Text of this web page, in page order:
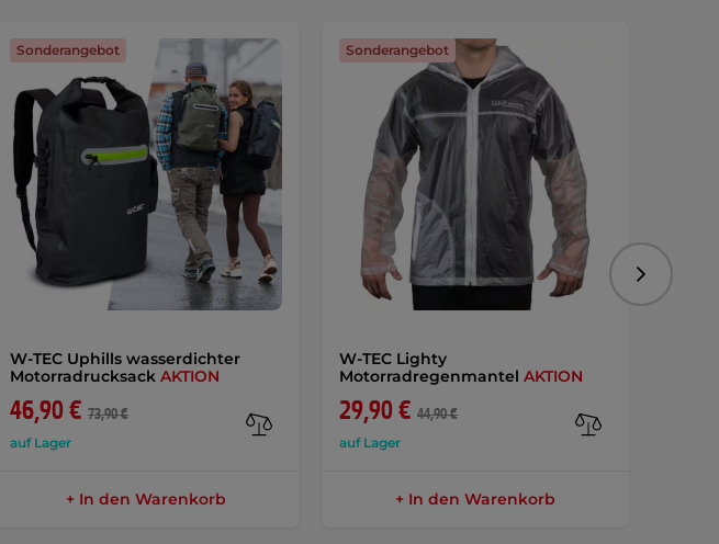
W-TEC Uphills wasserdichter
Motorradrucksack AKTION
46,90 € 73,90 €
auf Lager
Sonderangebot
+ In den Warenkorb
W-TEC Lighty
Motorradregenmantel AKTION
29,90 € 44,90 €
auf Lager
Sonderangebot
+ In den Warenkorb
Folgend